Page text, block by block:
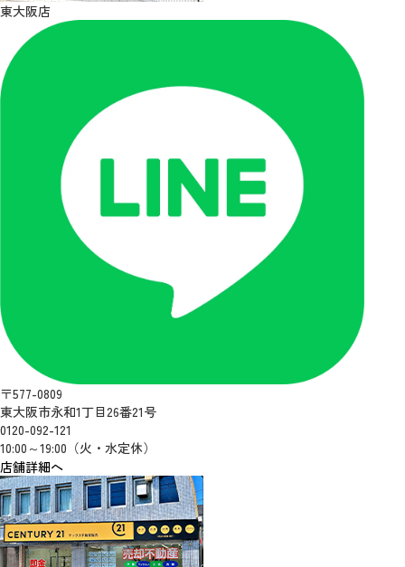
東大阪店
〒577-0809
東大阪市永和1丁目26番21号
0120-092-121
10:00～19:00（火・水定休）
店舗詳細へ